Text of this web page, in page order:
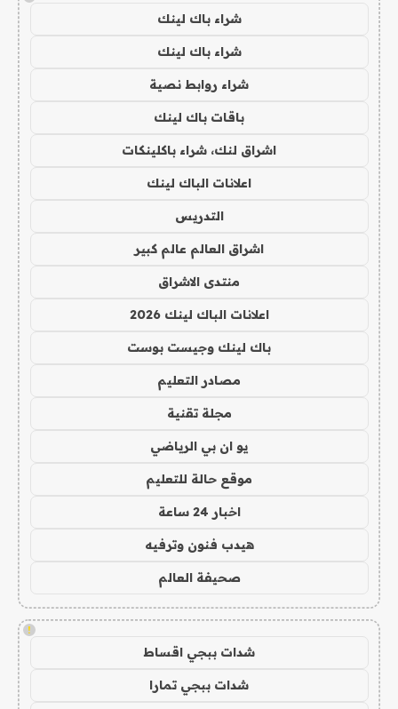
شراء باك لينك
شراء باك لينك
شراء روابط نصية
باقات باك لينك
اشراق لنك، شراء باكلينكات
اعلانات الباك لينك
التدريس
اشراق العالم عالم كبير
منتدى الاشراق
اعلانات الباك لينك 2026
باك لينك وجيست بوست
مصادر التعليم
مجلة تقنية
يو ان بي الرياضي
موقع حالة للتعليم
اخبار 24 ساعة
هيدب فنون وترفيه
صحيفة العالم
!
شدات ببجي اقساط
شدات ببجي تمارا